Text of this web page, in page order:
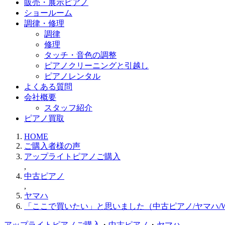
販売・展示ピアノ
ショールーム
調律・修理
調律
修理
タッチ・音色の調整
ピアノクリーニングと引越し
ピアノレンタル
よくある質問
会社概要
スタッフ紹介
ピアノ買取
HOME
ご購入者様の声
アップライトピアノご購入
,
中古ピアノ
,
ヤマハ
「ここで買いたい」と思いました（中古ピアノ/ヤマハ/